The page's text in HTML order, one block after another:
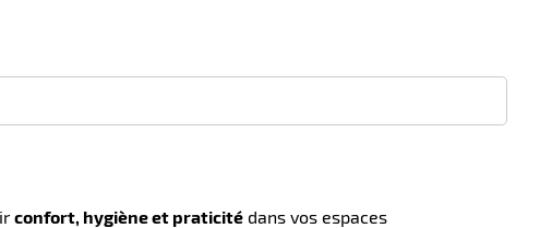
confort, hygiène et praticité dans vos espaces